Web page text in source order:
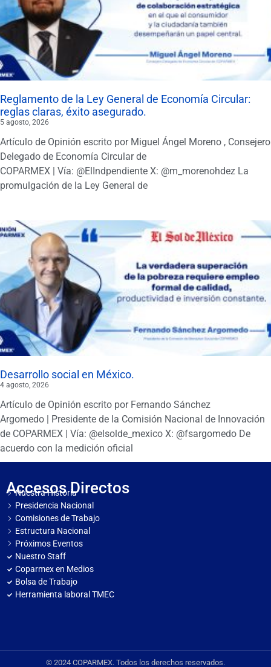
Reglamento de la Ley General de Economía Circular:
reglas claras, éxito asegurado.
5 agosto, 2026
Artículo de Opinión escrito por Miguel Ángel Moreno , Consejero
Delegado de Economía Circular de
COPARMEX | Vía: @ElIndpendiente X: @m_morenohdez La
promulgación de la Ley General de
Desarrollo social en México.
4 agosto, 2026
Artículo de Opinión escrito por Fernando Sánchez
Argomedo | Presidente de la Comisión Nacional de Innovación
de COPARMEX | Vía: @elsolde_mexico X: @fsargomedo De
acuerdo con la medición oficial
Accesos Directos
Nuestra Historia
Presidencia Nacional
Comisiones de Trabajo
Estructura Nacional
Próximos Eventos
Nuestro Staff
Coparmex en Medios
Bolsa de Trabajo
Herramienta laboral TMEC
© 2024 COPARMEX. Todos los derechos reservados.